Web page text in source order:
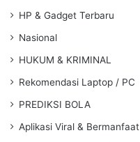
HP & Gadget Terbaru
Nasional
HUKUM & KRIMINAL
Rekomendasi Laptop / PC
PREDIKSI BOLA
Aplikasi Viral & Bermanfaat